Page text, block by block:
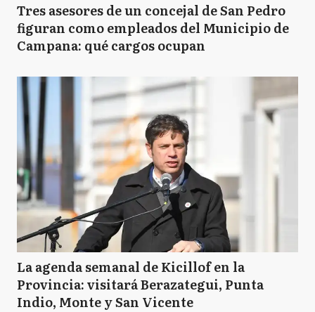
Tres asesores de un concejal de San Pedro
figuran como empleados del Municipio de
Campana: qué cargos ocupan
La agenda semanal de Kicillof en la
Provincia: visitará Berazategui, Punta
Indio, Monte y San Vicente